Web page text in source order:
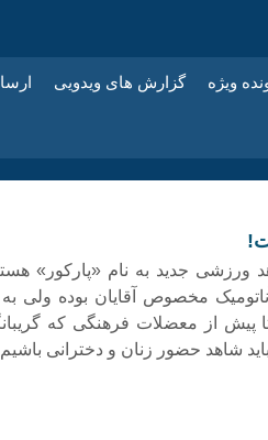
ویژه گزارش های ویدویی
ورزشی جدید به نام «پارکور»
مخصوص آقایان بوده ولی
پیش از معضلات فرهنگی که
شاهد حضور زنان و دخترانی